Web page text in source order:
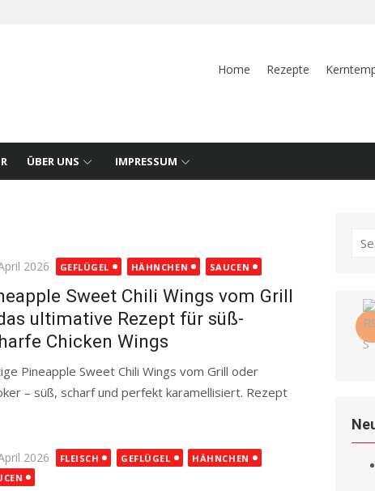
Home Rezepte
ÜBER UNS IMPRESSUM
2026 GEFLÜGEL HÄHNCHEN SAUCEN
Sweet Chili Wings vom Grill
ultimative Rezept für süß-
Chicken Wings
Pineapple Sweet Chili Wings vom Grill oder
– süß, scharf und perfekt karamellisiert. Rezept
2026 FLEISCH GEFLÜGEL
HÄHNCHEN